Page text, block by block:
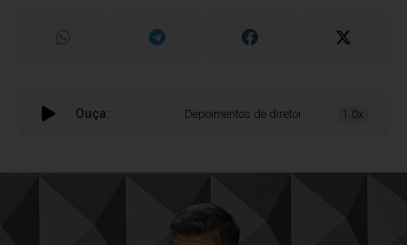
Ouça: Depoimentos de diretores de instituições
1.0x